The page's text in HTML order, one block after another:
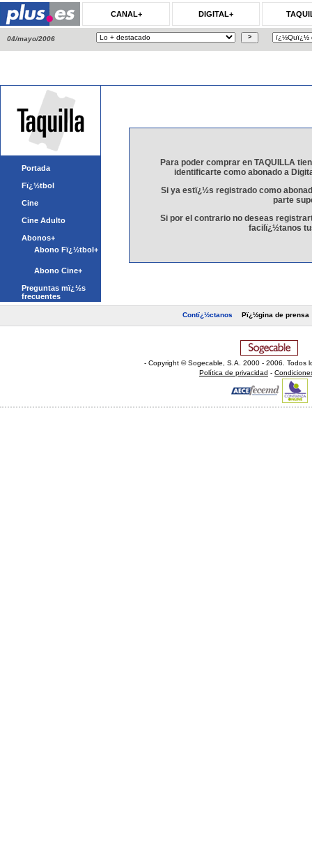
CANAL+ DIGITAL+
04/mayo/2006
Portada
Fï¿½tbol
Cine
Cine Adulto
Abonos+
Abono Fï¿½tbol+
Abono Cine+
Preguntas mï¿½s
frecuentes
Para poder comprar en TAQUILLA
identificarte como abonado a
Si ya estï¿½s registrado como
parte
Si por el contrario no deseas
facilï¿½tanos
Contï¿½ctanos Pï¿½gina de prensa
- Copyright © Sogecable, S.A
2000 - 2006. Todos
Política de privacidad -